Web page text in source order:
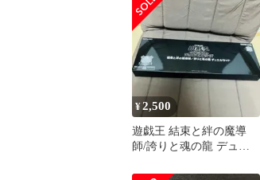
¥2,500
遊戯王 結束と絆の魔導
師/誇りと魂の龍 デュエ